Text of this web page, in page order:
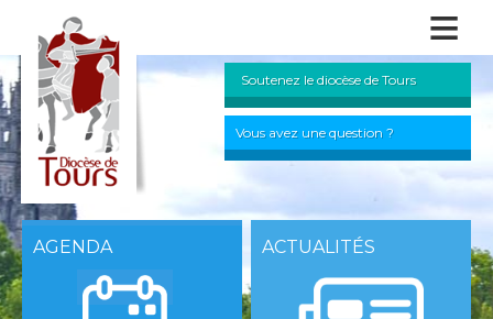
≡
Soutenez le diocèse de Tours
Vous avez une question ?
AGENDA ACTUALITÉS